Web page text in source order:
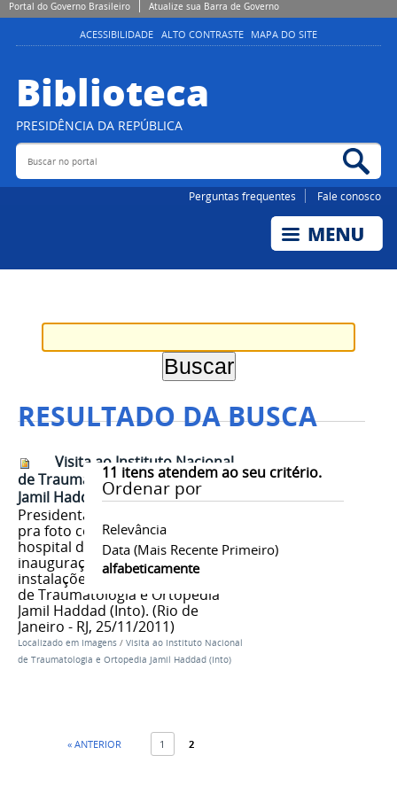
Portal do Governo Brasileiro Atualize sua Barra de Governo
ACESSIBILIDADE ALTO CONTRASTE MAPA DO SITE
Biblioteca
PRESIDÊNCIA DA REPÚBLICA
Buscar no portal
Perguntas frequentes Fale conosco
RESULTADO DA BUSCA
11 itens atendem ao seu critério.
Ordenar por
Relevância
Data (mais Recente Primeiro)
alfabeticamente
Visita ao Instituto Nacional
de Traumatologia e Ortopedia
Jamil Haddad (Into) 07
Presidenta Dilma Rousseff posa
pra foto com funcionários do
hospital durante Cerimônia de
inauguração das novas
instalações do Instituto Nacional
de Traumatologia e Ortopedia
Jamil Haddad (Into). (Rio de
Janeiro - RJ, 25/11/2011)
Localizado em Imagens / Visita ao Instituto Nacional
de Traumatologia e Ortopedia Jamil Haddad (Into)
« ANTERIOR 1 2